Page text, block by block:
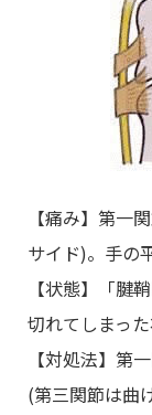
【痛み】第一
サイド)。手の
【状態】「腱
切れてしまった
【対処法】第
(第三関節は曲